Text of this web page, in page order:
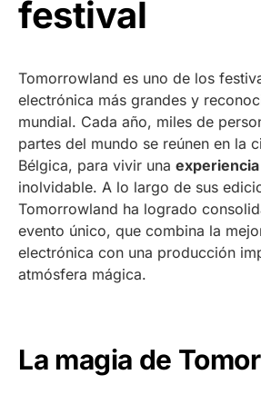
festival
Tomorrowland es uno de los
electrónica más grandes y
mundial. Cada año, miles de
partes del mundo se reúnen en la
Bélgica, para vivir una
inolvidable. A lo largo de sus
Tomorrowland ha logrado
evento único, que combina la
electrónica con una producción
atmósfera mágica.
La magia de